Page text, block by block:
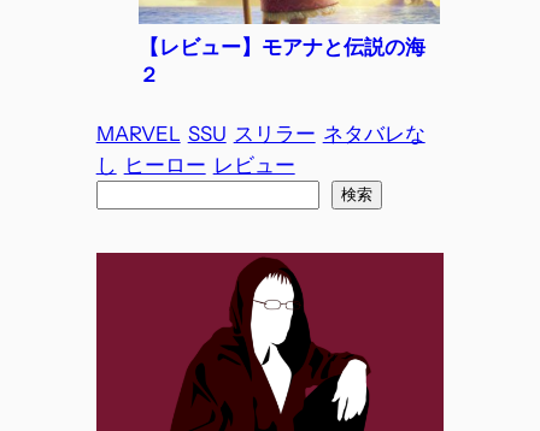
【レビュー】モアナと伝説の海
２
MARVEL SSU スリラー ネタバレな
し ヒーロー レビュー
検索